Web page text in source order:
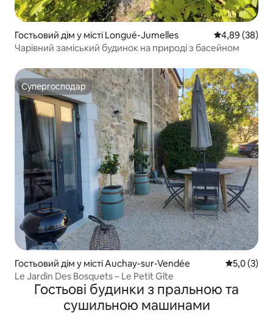
Гостьовий дім у місті Longué-Jumelles Середня
4,89 (38)
Чарівний заміський будинок на природі з басейном
Супергосподар
Супергосподар
Гостьовий дім у місті Auchay-sur-Vendée Середня
5,0 (3)
Le Jardin Des Bosquets – Le Petit Gîte
Гостьові будинки з пральною та
сушильною машинами